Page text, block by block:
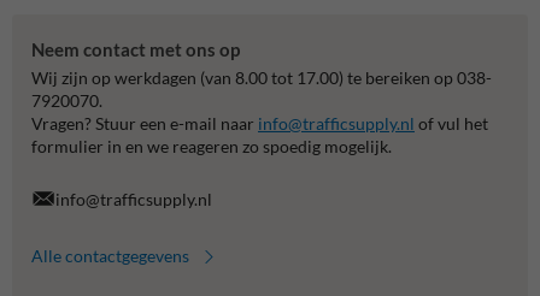
Neem contact met ons op
Wij zijn op werkdagen (van 8.00 tot 17.00) te bereiken op 038-
7920070.
Vragen? Stuur een e-mail naar info@trafficsupply.nl of vul het
formulier in en we reageren zo spoedig mogelijk.
info@trafficsupply.nl
Alle contactgegevens